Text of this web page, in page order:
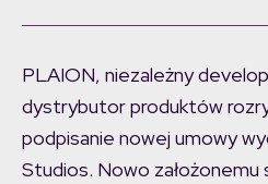
PLAION, niezależny
dystrybutor produktów
podpisanie nowej umowy
Studios. Nowo